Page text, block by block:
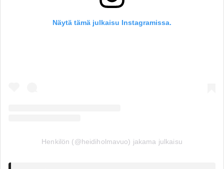
Näytä tämä julkaisu Instagramissa.
Henkilön (@heidiholmavuo) jakama julkaisu